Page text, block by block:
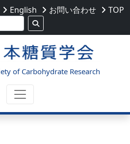
English お問い合わせ TOP
of Carbohydrate Research